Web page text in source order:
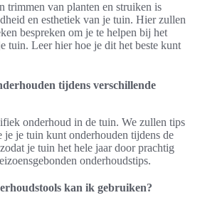
trimmen van planten en struiken is
en esthetiek van je tuin. Hier zullen
bespreken om je te helpen bij het
tuin. Leer hier hoe je dit het beste kunt
tijdens verschillende
onderhoud in de tuin. We zullen tips
je je tuin kunt onderhouden tijdens de
je tuin het hele jaar door prachtig
onderhoudstips.
kan ik gebruiken?